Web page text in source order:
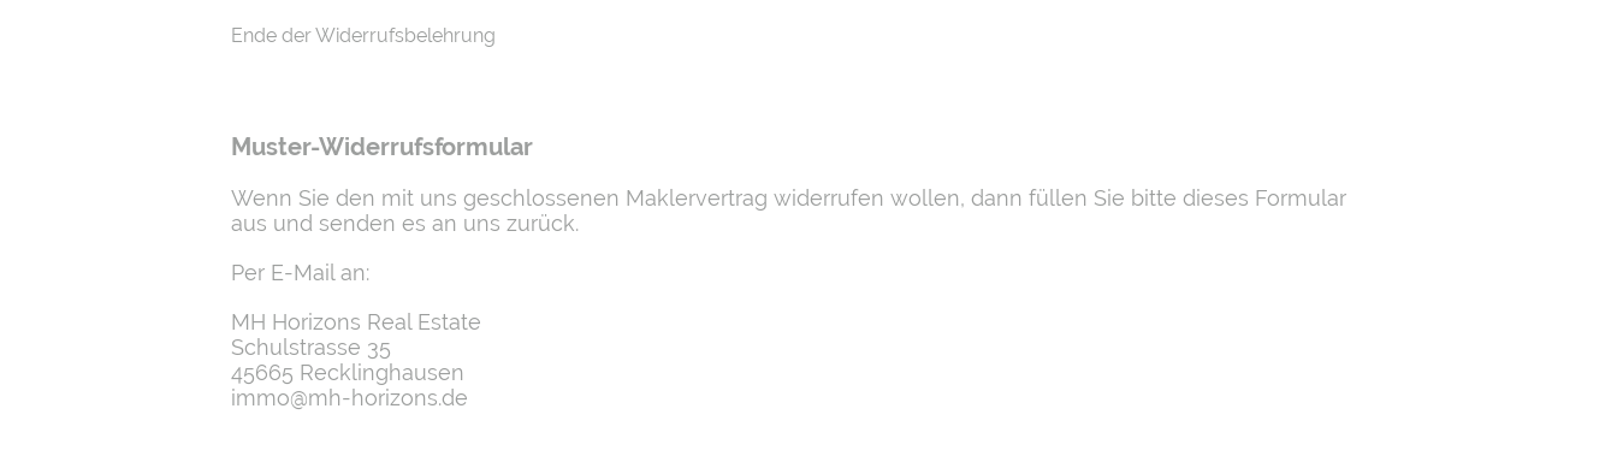
Ende der Widerrufsbelehrung
Muster-Widerrufsformular
Wenn Sie den mit uns geschlossenen Maklervertrag widerrufen wollen, dann füllen Sie bitte dieses Formular
aus und senden es an uns zurück.
Per E-Mail an:
MH Horizons Real Estate
Schulstrasse 35
45665 Recklinghausen
immo@mh-horizons.de